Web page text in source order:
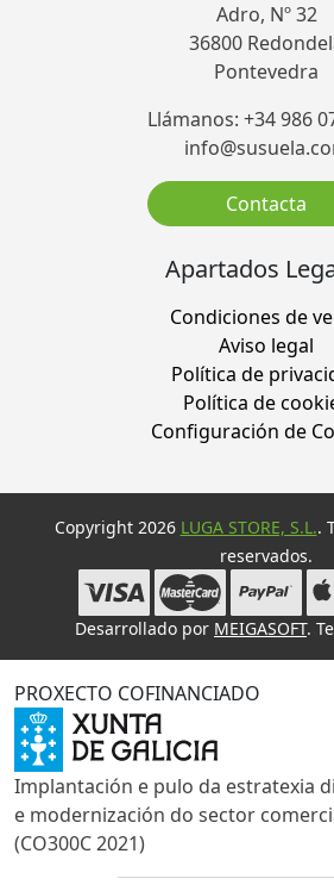
Adro, Nº 32
36800
Pontevedra
Llámanos: +34 986
Contacta
Apartados
Condiciones de
Aviso legal
Política de
Política de
Configuración de
Copyright 2026 LUGA STORE, S.L..
reservados.
Desarrollado por MEIGASOFT.
PROXECTO COFINANCIADO
Implantación e pulo da estratexia
e modernización do sector
(CO300C 2021)